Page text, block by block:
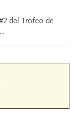
del Trofeo de